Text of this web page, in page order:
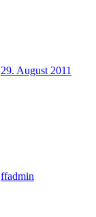
29. August 2011
ffadmin